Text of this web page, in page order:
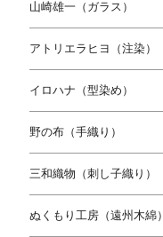
山崎雄一（ガラス）
アトリエラヒヨ（注染）
イロハナ（型染め）
野の布（手織り）
三和織物（刺し子織り）
ぬくもり工房（遠州木綿）